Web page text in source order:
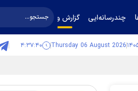
چندرسانه‌ایی گزارش و گفت‌وگو
Thursday 06 August 2026 ۴:۳۷:۴۱